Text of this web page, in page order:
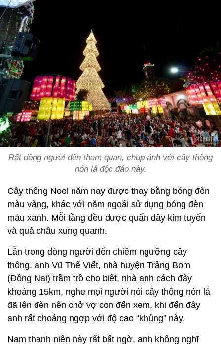
Rất đông người đến tham quan, chụp ảnh với cây thông
nón lá độc đáo này.
Cây thông Noel năm nay được thay bằng bóng đèn
màu vàng, khác với năm ngoái sử dụng bóng đèn
màu xanh. Mỗi tầng đều được quấn dây kim tuyến
và quả châu xung quanh.
Lẫn trong dòng người đến chiêm ngưỡng cây
thông, anh Vũ Thế Viết, nhà huyện Trảng Bom
(Đồng Nai) trầm trồ cho biết, nhà anh cách đây
khoảng 15km, nghe mọi người nói cây thông nón lá
đã lên đèn nên chở vợ con đến xem, khi đến đây
anh rất choáng ngợp với độ cao “khủng” này.
Nam thanh niên này rất bất ngờ, anh không nghĩ